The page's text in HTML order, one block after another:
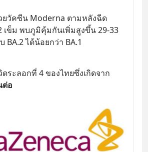
ยวัคซีน Moderna ตามหลังฉีด
เข็ม พบภูมิคุ้มกันเพิ่มสูงขึ้น 29-33
BA.2 ได้น้อยกว่า BA.1
ระลอกที่ 4 ของไทยซึ่งเกิดจาก
ต่อ